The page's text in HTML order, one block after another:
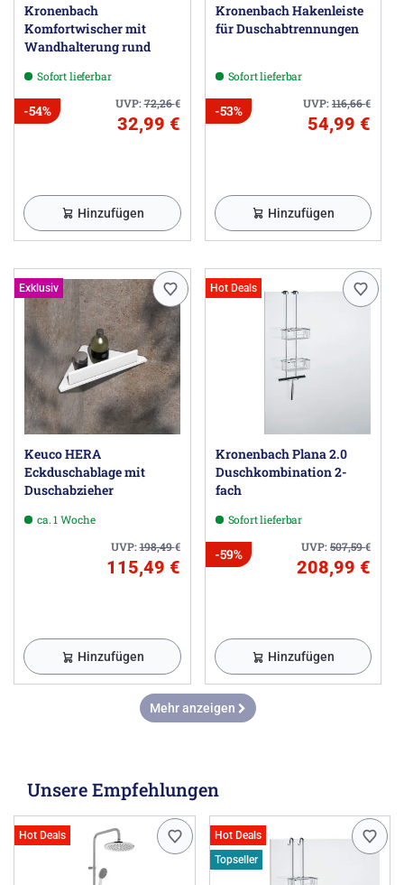
Kronenbach
Komfortwischer mit
Wandhalterung rund
Sofort lieferbar
UVP:72,26€
-54%
32,99 €
Hinzufügen
Kronenbach Hakenleiste
für Duschabtrennungen
Sofort lieferbar
UVP:116,66€
-53%
54,99 €
Hinzufügen
Exklusiv
Keuco HERA
Eckduschablage mit
Duschabzieher
ca. 1 Woche
UVP:198,49€
115,49 €
Hinzufügen
Hot Deals
Kronenbach Plana 2.0
Duschkombination 2-
fach
Sofort lieferbar
UVP:507,59€
-59%
208,99 €
Hinzufügen
Mehr anzeigen
Unsere Empfehlungen
Hot Deals
Hot Deals
Topseller